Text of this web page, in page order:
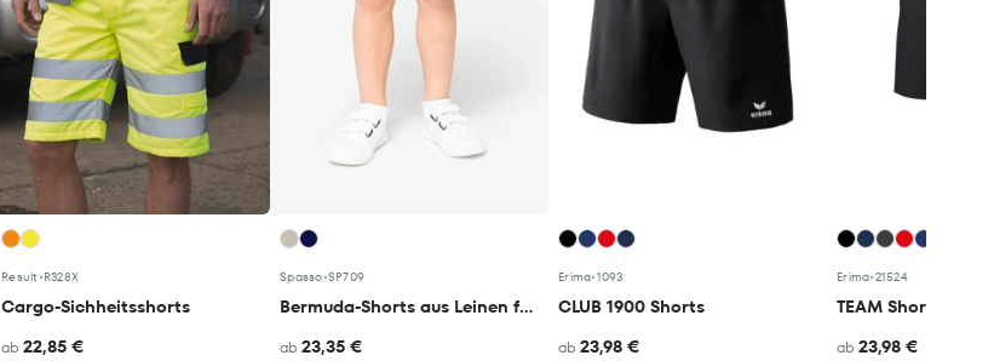
Result •R328X
Cargo-Sichheitsshorts
ab 22,85 €
Spasso•SP709
Bermuda-Shorts aus Leinen für Jungen
ab 23,35 €
Erima•1093
CLUB 1900 Shorts
ab 23,98 €
Erima•21524
TEAM Shorts
ab 23,98 €